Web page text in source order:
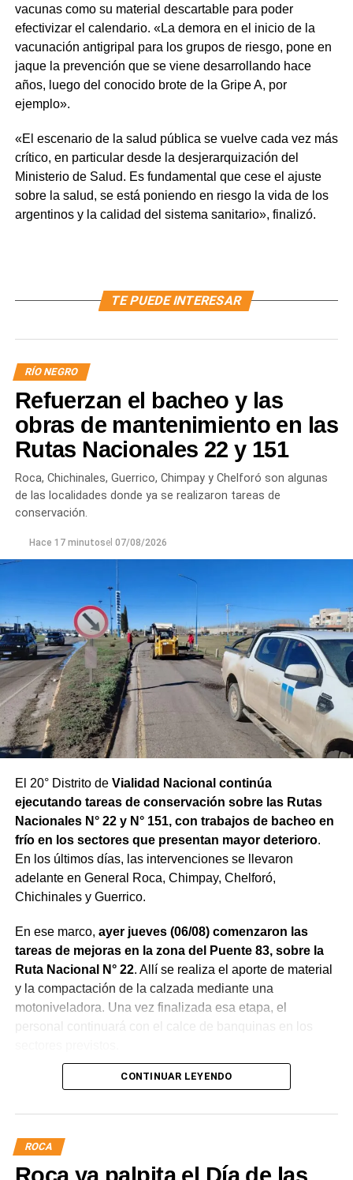
vacunas como su material descartable para poder
efectivizar el calendario. «La demora en el inicio de la
vacunación antigripal para los grupos de riesgo, pone en
jaque la prevención que se viene desarrollando hace
años, luego del conocido brote de la Gripe A, por
ejemplo».
«El escenario de la salud pública se vuelve cada vez más
crítico, en particular desde la desjerarquización del
Ministerio de Salud. Es fundamental que cese el ajuste
sobre la salud, se está poniendo en riesgo la vida de los
argentinos y la calidad del sistema sanitario», finalizó.
TE PUEDE INTERESAR
RÍO NEGRO
Refuerzan el bacheo y las
obras de mantenimiento en las
Rutas Nacionales 22 y 151
Roca, Chichinales, Guerrico, Chimpay y Chelforó son algunas
de las localidades donde ya se realizaron tareas de
conservación.
Hace 17 minutosel 07/08/2026
El 20° Distrito de Vialidad Nacional continúa
ejecutando tareas de conservación sobre las Rutas
Nacionales N° 22 y N° 151, con trabajos de bacheo en
frío en los sectores que presentan mayor deterioro.
En los últimos días, las intervenciones se llevaron
adelante en General Roca, Chimpay, Chelforó,
Chichinales y Guerrico.
En ese marco, ayer jueves (06/08) comenzaron las
tareas de mejoras en la zona del Puente 83, sobre la
Ruta Nacional N° 22. Allí se realiza el aporte de material
y la compactación de la calzada mediante una
motoniveladora. Una vez finalizada esa etapa, el
personal continuará con el calce de banquinas en los
CONTINUAR LEYENDO
ROCA